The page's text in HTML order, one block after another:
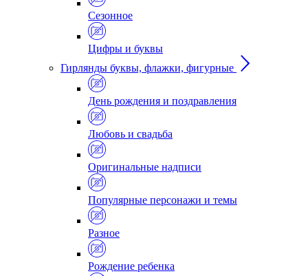
Сезонное
Цифры и буквы
Гирлянды буквы, флажки, фигурные
День рождения и поздравления
Любовь и свадьба
Оригинальные надписи
Популярные персонажи и темы
Разное
Рождение ребенка